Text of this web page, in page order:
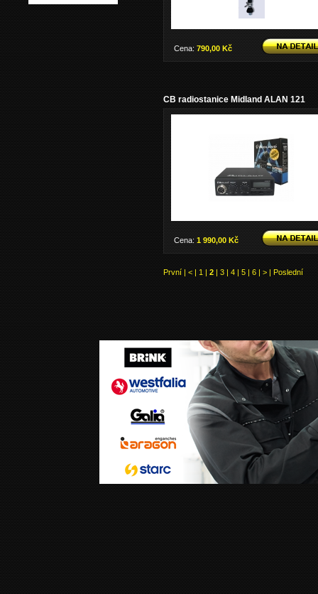
Cena: 790,00 Kč
CB radiostanice Midland ALAN 121
Cena: 1 990,00 Kč
První | < | 1 | 2 | 3 | 4 | 5 | 6 | > | Poslední